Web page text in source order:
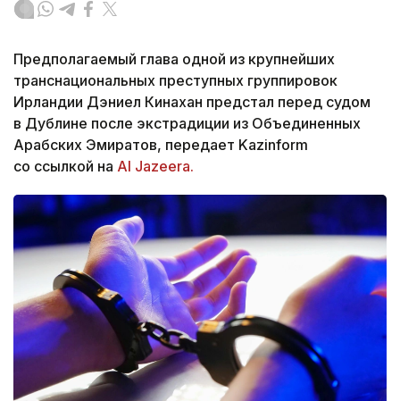
Предполагаемый глава одной из крупнейших
транснациональных преступных группировок
Ирландии Дэниел Кинахан предстал перед судом
в Дублине после экстрадиции из Объединенных
Арабских Эмиратов, передает Kazinform
со ссылкой на Al Jazeera.